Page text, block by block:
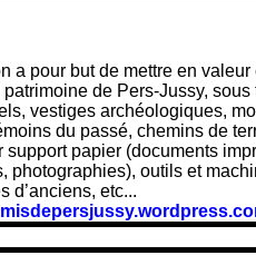
a pour but de mettre en
de Pers-Jussy, sous
vestiges archéologiques,
du passé, chemins de
support papier (documents
photographies), outils et
d’anciens, etc...